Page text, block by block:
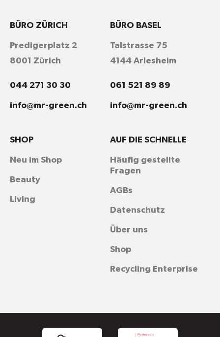
BÜRO ZÜRICH
Predigerplatz 2
8001 Zürich
044 271 30 30
info@mr-green.ch
BÜRO BASEL
Talstrasse 75
4144 Arlesheim
061 521 89 89
info@mr-green.ch
AUF DIE SCHNELLE
Häufig gestellte
Fragen
AGBs
Datenschutz
Über uns
Shop
Recycling Enterprise
SHOP
Neu im Shop
Beauty
Living